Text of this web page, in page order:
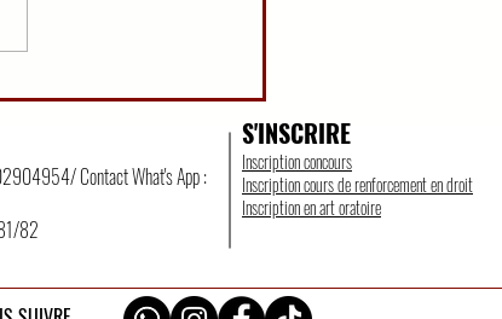
PARTIE 3
Contact What's App :
82
S'INSCRIRE
Inscription concours
Inscription cours de renforcement en droit
Inscription en art oratoire